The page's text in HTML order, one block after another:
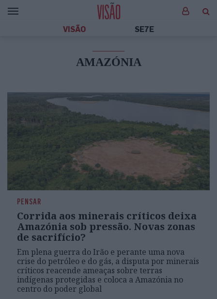
VISÃO SE7E
AMAZÓNIA
PENSAR
Corrida aos minerais críticos deixa
Amazónia sob pressão. Novas zonas
de sacrifício?
Em plena guerra do Irão e perante uma nova
crise do petróleo e do gás, a disputa por minerais
críticos reacende ameaças sobre terras
indígenas protegidas e coloca a Amazónia no
centro do poder global